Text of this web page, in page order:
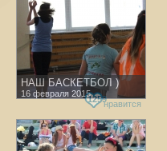
НАШ БАСКЕТБОЛ )
16 февраля 2015
1259нравится